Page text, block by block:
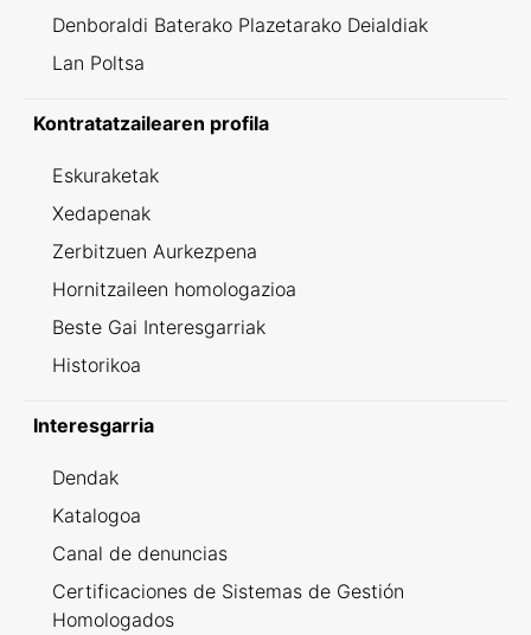
Denboraldi Baterako Plazetarako Deialdiak
Lan Poltsa
Kontratatzailearen profila
Eskuraketak
Xedapenak
Zerbitzuen Aurkezpena
Hornitzaileen homologazioa
Beste Gai Interesgarriak
Historikoa
Interesgarria
Dendak
Katalogoa
Canal de denuncias
Certificaciones de Sistemas de Gestión
Homologados